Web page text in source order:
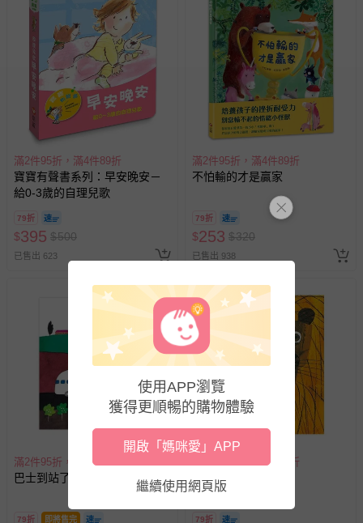
滿2件95折，滿4件89折
寶寶有聲書系列：早安晚安－
給0-3歲的自理兒歌
79折
$395 $500
已售出 623
滿2件95折，滿4件89折
不怕輸的才是贏家
79折
$253 $320
已售出 938
滿2件95折，滿4件89折
巴士到站了
79折 即將售完
滿2件95折，滿4件89折
1,2,3到動物園
79折
使用APP瀏覽
獲得更順暢的購物體驗
開啟「媽咪愛」APP
繼續使用網頁版